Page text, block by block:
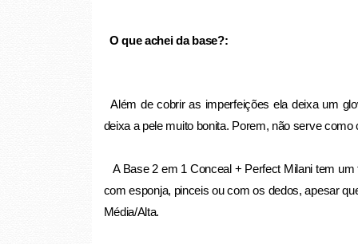
O que achei da base?:
Além de cobrir as imperfeições ela deixa um
deixa a pele muito bonita. Porem, não serve
A Base 2 em 1 Conceal + Perfect Milani tem
com esponja, pinceis ou com os dedos, apesar
Média/Alta.